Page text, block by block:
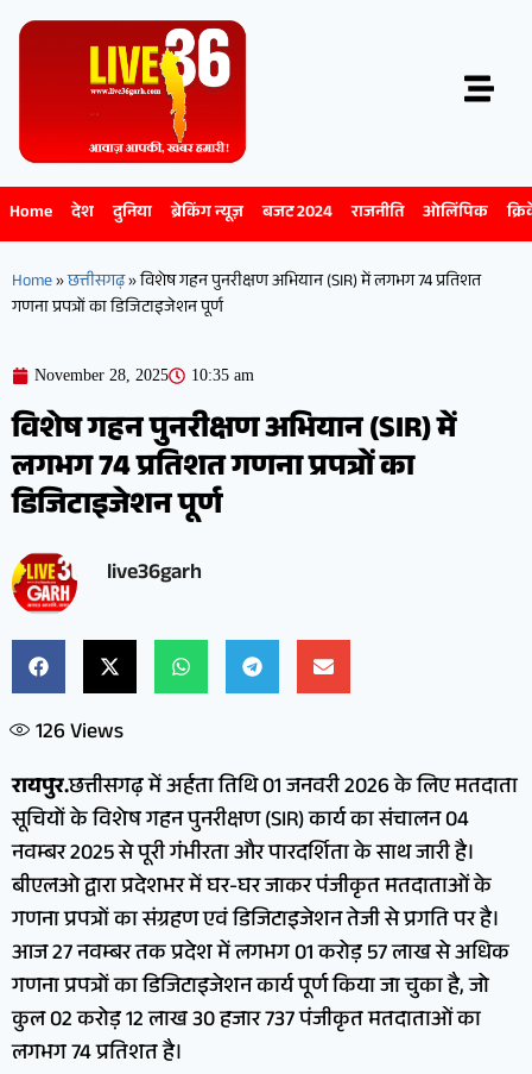
Home देश दुनिया ब्रेकिंग न्यूज़ बजट 2024 राजनीति ओलिंपिक
Home»छत्तीसगढ़»विशेष गहन पुनरीक्षण अभियान (SIR) में लगभग 74 प्रतिशत
गणना प्रपत्रों का डिजिटाइजेशन पूर्ण
November 28, 2025 10:35 am
विशेष गहन पुनरीक्षण अभियान (SIR) में
लगभग 74 प्रतिशत गणना प्रपत्रों का
डिजिटाइजेशन पूर्ण
live36garh
126Views
रायपुर.छत्तीसगढ़ में अर्हता तिथि 01 जनवरी 2026 के लिए मतदाता
सूचियों के विशेष गहन पुनरीक्षण (SIR) कार्य का संचालन 04
नवम्बर 2025 से पूरी गंभीरता और पारदर्शिता के साथ जारी है।
बीएलओ द्वारा प्रदेशभर में घर-घर जाकर पंजीकृत मतदाताओं के
गणना प्रपत्रों का संग्रहण एवं डिजिटाइजेशन तेजी से प्रगति पर है।
आज 27 नवम्बर तक प्रदेश में लगभग 01 करोड़ 57 लाख से अधिक
गणना प्रपत्रों का डिजिटाइजेशन कार्य पूर्ण किया जा चुका है, जो
कुल 02 करोड़ 12 लाख 30 हजार 737 पंजीकृत मतदाताओं का
लगभग 74 प्रतिशत है।